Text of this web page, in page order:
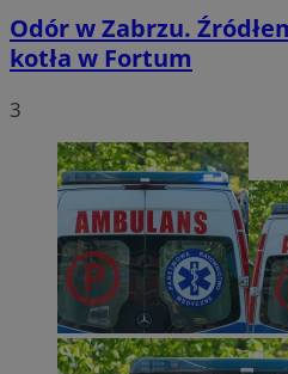
Odór w Zabrzu.
kotła w Fortum
3